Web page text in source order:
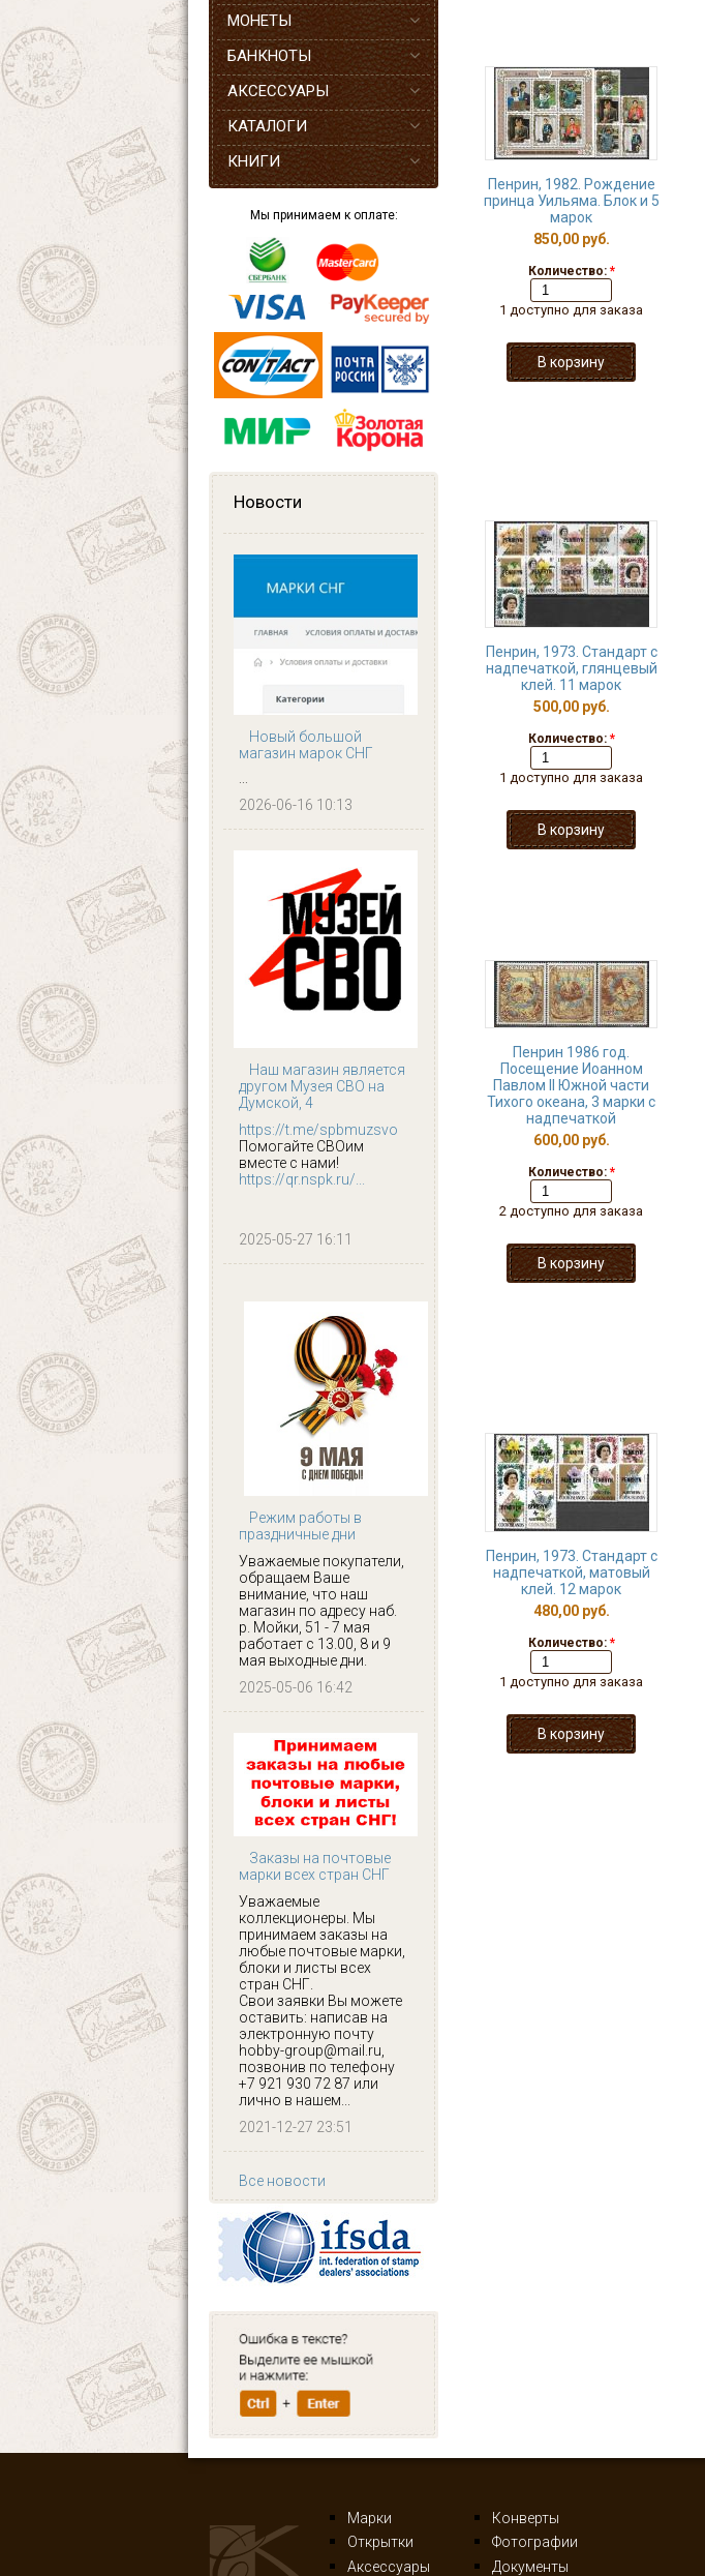
МОНЕТЫ
БАНКНОТЫ
АКСЕССУАРЫ
КАТАЛОГИ
КНИГИ
Мы принимаем к оплате:
Новости
Новый большой
магазин марок СНГ
...
2026-06-16 10:13
Наш магазин является
другом Музея СВО на
Думской, 4
https://t.me/spbmuzsvo
Помогайте СВОим
вместе с нами!
https://qr.nspk.ru/...
2025-05-27 16:11
Режим работы в
праздничные дни
Уважаемые покупатели,
обращаем Ваше
внимание, что наш
магазин по адресу наб.
р. Мойки, 51 - 7 мая
работает с 13.00, 8 и 9
мая выходные дни.
2025-05-06 16:42
Заказы на почтовые
марки всех стран СНГ
Уважаемые
коллекционеры. Мы
принимаем заказы на
любые почтовые марки,
блоки и листы всех
стран СНГ.
Свои заявки Вы можете
оставить: написав на
электронную почту
hobby-group@mail.ru,
позвонив по телефону
+7 921 930 72 87 или
лично в нашем...
2021-12-27 23:51
Все новости
Пенрин, 1982. Рождение
принца Уильяма. Блок и 5
марок
850,00 руб.
Количество: *
1 доступно для заказа
Пенрин, 1973. Стандарт с
надпечаткой, глянцевый
клей. 11 марок
500,00 руб.
Количество: *
1 доступно для заказа
Пенрин 1986 год.
Посещение Иоанном
Павлом II Южной части
Тихого океана, 3 марки с
надпечаткой
600,00 руб.
Количество: *
2 доступно для заказа
Пенрин, 1973. Стандарт с
надпечаткой, матовый
клей. 12 марок
480,00 руб.
Количество: *
1 доступно для заказа
Марки
Конверты
Открытки
Фотографии
Аксессуары
Документы